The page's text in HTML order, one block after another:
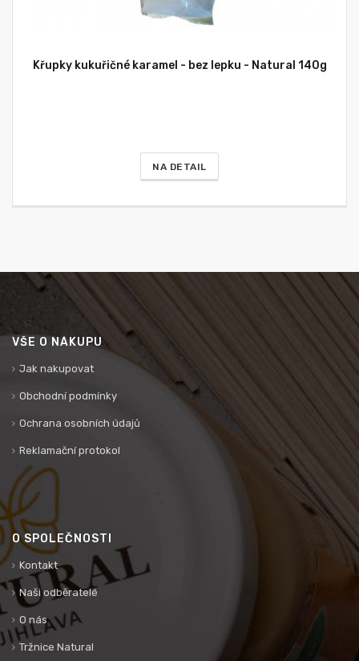
Křupky kukuřičné karamel - bez lepku - Natural 140g
NA DETAIL
VŠE O NÁKUPU
Jak nakupovat
Obchodní podmínky
Ochrana osobních údajů
Reklamační protokol
O SPOLEČNOSTI
Kontakt
Naši odběratelé
O nás
Tržnice Natural